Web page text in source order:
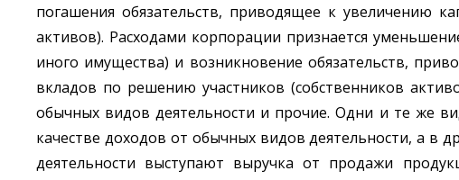
погашения обязательств, приводящее к увеличению
активов). Расходами корпорации признается
иного имущества) и возникновение обязательств,
вкладов по решению участников (собственников
обычных видов деятельности и прочие. Одни и те же
качестве доходов от обычных видов деятельности, а в
деятельности выступают выручка от продажи